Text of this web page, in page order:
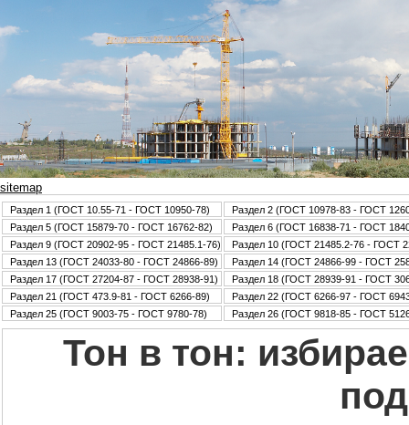
sitemap
Раздел 1 (ГОСТ 10.55-71 - ГОСТ 10950-78)
Раздел 2 (ГОСТ 10978-83 - ГОСТ
Раздел 5 (ГОСТ 15879-70 - ГОСТ 16762-82)
Раздел 6 (ГОСТ 16838-71 - ГОСТ
Раздел 9 (ГОСТ 20902-95 - ГОСТ 21485.1-76)
Раздел 10 (ГОСТ 21485.2-76 - ГОСТ
Раздел 13 (ГОСТ 24033-80 - ГОСТ 24866-89)
Раздел 14 (ГОСТ 24866-99 - ГОСТ
Раздел 17 (ГОСТ 27204-87 - ГОСТ 28938-91)
Раздел 18 (ГОСТ 28939-91 - ГОСТ
Раздел 21 (ГОСТ 473.9-81 - ГОСТ 6266-89)
Раздел 22 (ГОСТ 6266-97 - ГОСТ
Раздел 25 (ГОСТ 9003-75 - ГОСТ 9780-78)
Раздел 26 (ГОСТ 9818-85 - ГОСТ
Тон в тон: